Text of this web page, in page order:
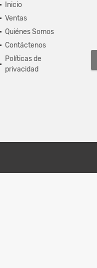
Inicio
Ventas
Quiénes Somos
Contáctenos
Políticas de
privacidad